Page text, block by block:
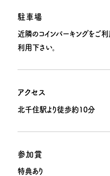
駐車場
近隣のコインパーキングをご
利用下さい。
アクセス
北千住駅より徒歩約10分
参加賞
特典あり